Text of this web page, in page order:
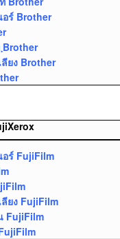
ร์ Brother
Brother
ยง Brother
ร์ FujiFilm
ยง FujiFilm
FujiFilm